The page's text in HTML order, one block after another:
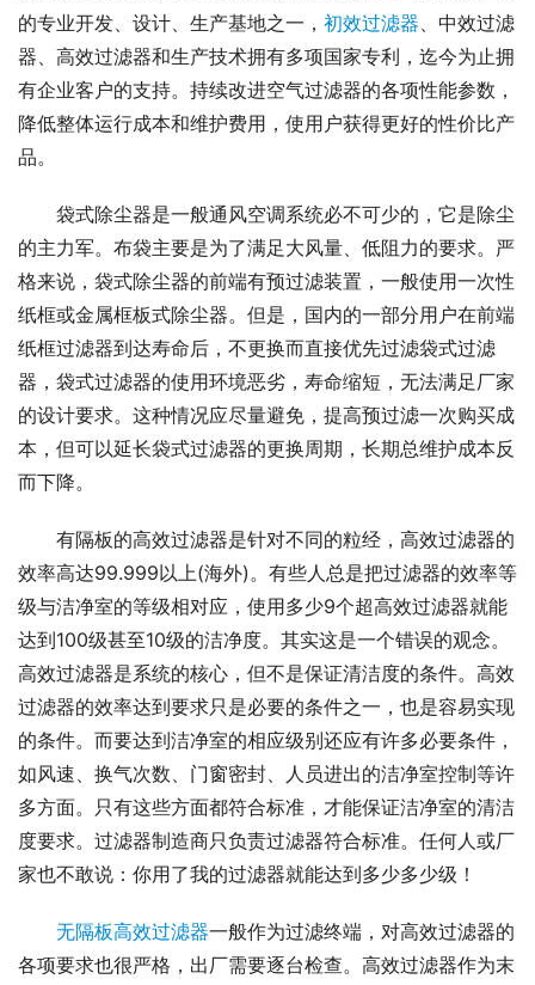
的专业开发、设计、生产基地之一， 初效过滤器、中效过滤
器、高效过滤器和生产技术拥有多项国家专利，迄今为止拥
有企业客户的支持。持续改进空气过滤器的各项性能参数，
降低整体运行成本和维护费用，使用户获得更好的性价比产
品。
袋式除尘器是一般通风空调系统必不可少的，它是除尘
的主力军。布袋主要是为了满足大风量、低阻力的要求。严
格来说，袋式除尘器的前端有预过滤装置，一般使用一次性
纸框或金属框板式除尘器。但是，国内的一部分用户在前端
纸框过滤器到达寿命后，不更换而直接优先过滤袋式过滤
器，袋式过滤器的使用环境恶劣，寿命缩短，无法满足厂家
的设计要求。这种情况应尽量避免，提高预过滤一次购买成
本，但可以延长袋式过滤器的更换周期，长期总维护成本反
而下降。
有隔板的高效过滤器是针对不同的粒经，高效过滤器的
效率高达99.999以上(海外)。有些人总是把过滤器的效率等
级与洁净室的等级相对应，使用多少9个超高效过滤器就能
达到100级甚至10级的洁净度。其实这是一个错误的观念。
高效过滤器是系统的核心，但不是保证清洁度的条件。高效
过滤器的效率达到要求只是必要的条件之一，也是容易实现
的条件。而要达到洁净室的相应级别还应有许多必要条件，
如风速、换气次数、门窗密封、人员进出的洁净室控制等许
多方面。只有这些方面都符合标准，才能保证洁净室的清洁
度要求。过滤器制造商只负责过滤器符合标准。任何人或厂
家也不敢说：你用了我的过滤器就能达到多少多少级！
无隔板高效过滤器一般作为过滤终端，对高效过滤器的
各项要求也很严格，出厂需要逐台检查。高效过滤器作为末